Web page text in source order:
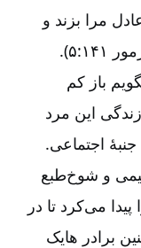
مرا بزند و
باز کم
این مرد
اجتماعی.
و شوخ‌‌طبع
می‌‌کرد تا در
برادر هایک